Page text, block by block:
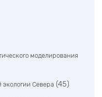
моделирования
Севера (45)